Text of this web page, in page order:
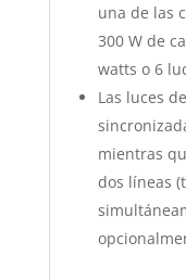
una de las
300 W de
watts o 6
Las luces
mientras
dos líneas